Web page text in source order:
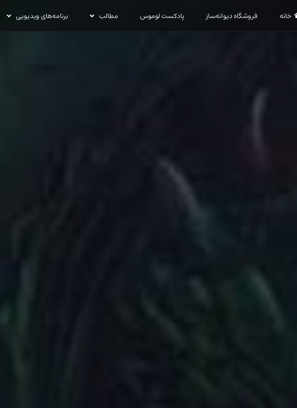
خانه فروشگاه دیوانه‌ساز پادکست لوموس مطالب برنامه‌های ویدیویی